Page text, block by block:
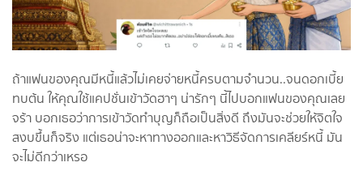
ถ้าแฟนของคุณมีหนี้แล้วไม่เคยจ่ายหนี้ครบตามจำนวน..จนดอกเบี้ย
ทบต้น ให้คุณใช้แคปชั่นเข้าวัดฮาๆ น่ารักๆ นี้ไปบอกแฟนของคุณเลย
จร้า บอกเธอว่าการเข้าวัดทำบุญก็ถือเป็นสิ่งดี ถึงมันจะช่วยให้จิตใจ
สงบขึ้นก็จริง แต่เธอน่าจะหาทางออกและหาวิธีจัดการเคลียร์หนี้ มัน
จะไม่ดีกว่าเหรอ